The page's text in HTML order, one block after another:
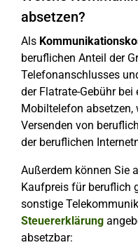
absetzen?
Als
beruflichen Anteil der
Telefonanschlusses
der Flatrate-Gebühr bei
Mobiltelefon absetzen,
Versenden von
der beruflichen
Außerdem können Sie
Kaufpreis für beruflich
sonstige
Steuererklärung
absetzbar: